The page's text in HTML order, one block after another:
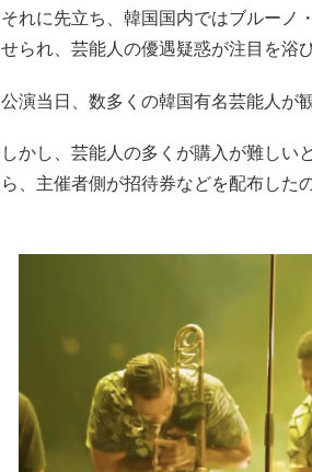
それに先立ち、韓国国内ではブルーノ
せられ、芸能人の優遇疑惑が注目を浴
公演当日、数多くの韓国有名芸能人が
しかし、芸能人の多くが購入が難しい
ら、主催者側が招待券などを配布した